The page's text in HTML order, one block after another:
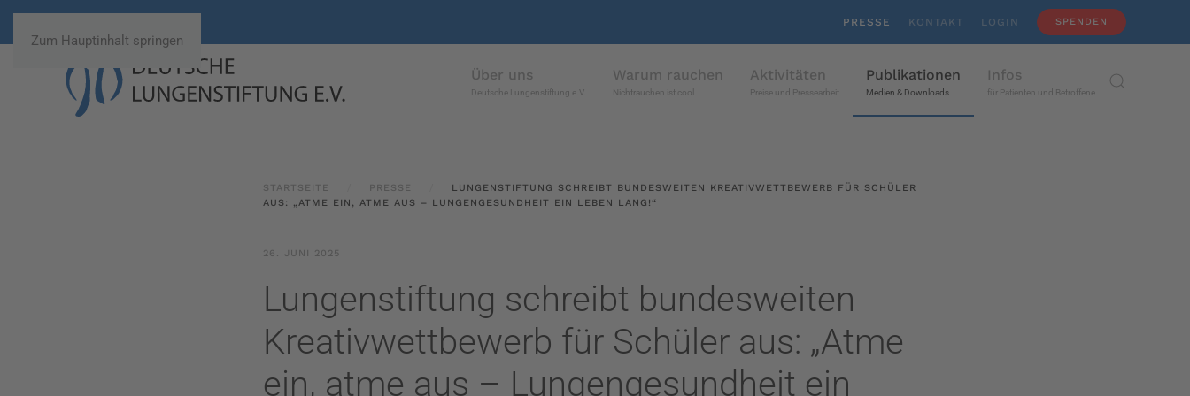
Zum Hauptinhalt springen
PRESSE KONTAKT LOGIN SPENDEN
Über uns
Deutsche Lungenstiftung e.V.
Warum rauchen
Nichtrauchen ist cool
Aktivitäten
Preise und Pressearbeit
Publikationen
Medien & Downloads
Infos
für Patienten und Betroffene
STARTSEITE PRESSE
LUNGENSTIFTUNG SCHREIBT BUNDESWEITEN KREATIVWETTBEWERB FÜR SCHÜLER
AUS: „ATME EIN, ATME AUS – LUNGENGESUNDHEIT EIN LEBEN LANG!“
26. JUNI 2025
Lungenstiftung schreibt bundesweiten
Kreativwettbewerb für Schüler aus: „Atme
ein, atme aus – Lungengesundheit ein